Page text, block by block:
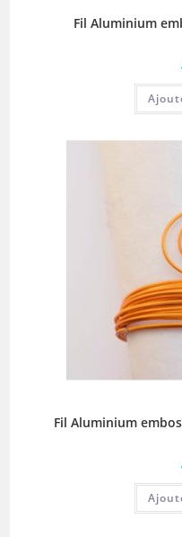
Fil Aluminium
Fil Aluminium